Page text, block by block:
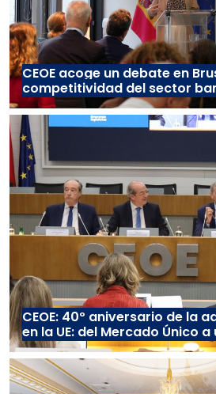
CEOE acoge un debate en
competitividad del sector
CEOE: 40º aniversario de la
en la UE: del Mercado Único